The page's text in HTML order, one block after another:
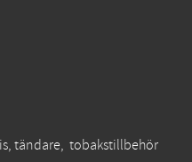
tändare, tobakstillbehör